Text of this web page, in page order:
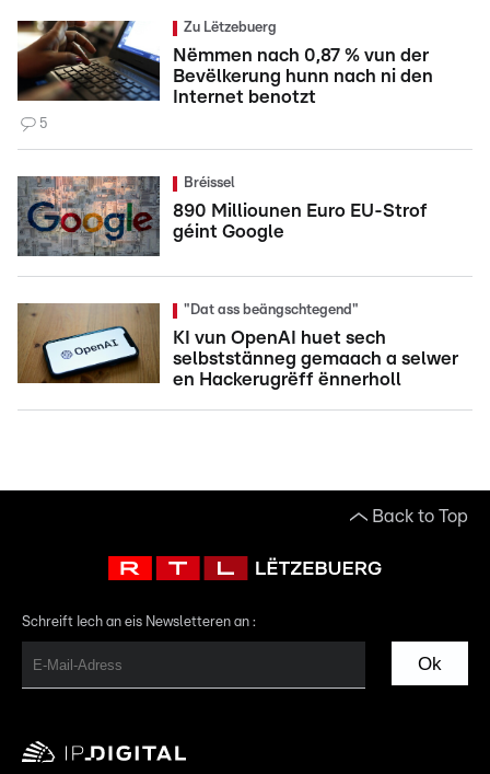
Zu Lëtzebuerg
Nëmmen nach 0,87 % vun der
Bevëlkerung hunn nach ni den
Internet benotzt
5
Bréissel
890 Milliounen Euro EU-Strof
géint Google
"Dat ass beängschtegend"
KI vun OpenAI huet sech
selbststänneg gemaach a selwer
en Hackerugrëff ënnerholl
Back to Top
Schreift Iech an eis Newsletteren an :
Ok